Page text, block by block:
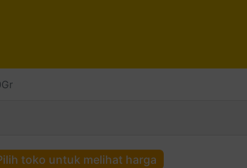
toko untuk melihat harga